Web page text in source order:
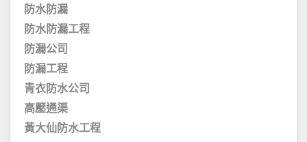
防水防漏
防水防漏工程
防漏公司
防漏工程
青衣防水公司
高壓通渠
黃大仙防水工程